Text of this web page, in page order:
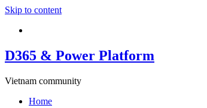
Skip to content
D365 & Power Platform
Vietnam community
Home